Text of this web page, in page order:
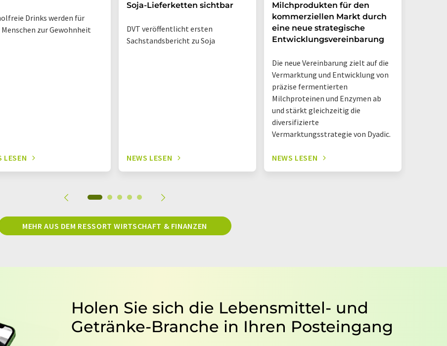
Drinks werden für
Menschen zur Gewohnheit
LESEN
Soja-Lieferketten sichtbar
DVT veröffentlicht ersten
Sachstandsbericht zu Soja
NEWS LESEN
Milchprodukten für den
kommerziellen Markt durch
eine neue strategische
Entwicklungsvereinbarung
Die neue Vereinbarung zielt auf die
Vermarktung und Entwicklung von
präzise fermentierten
Milchproteinen und Enzymen ab
und stärkt gleichzeitig die
diversifizierte
Vermarktungsstrategie von Dyadic.
NEWS LESEN
MEHR AUS DEM RESSORT WIRTSCHAFT & FINANZEN
Holen Sie sich die Lebensmittel- und
Getränke-Branche in Ihren Posteingang